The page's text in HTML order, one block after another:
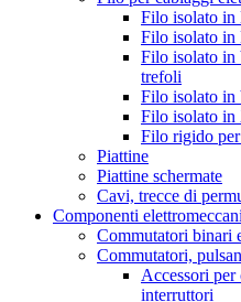
Filo isolato in
Filo isolato in
Filo isolato
trefoli
Filo isolato
Filo isolato
Filo rigido
Piattine
Piattine schermate
Cavi, trecce di
Componenti
Commutatori binari
Commutatori,
Accessori
interruttori